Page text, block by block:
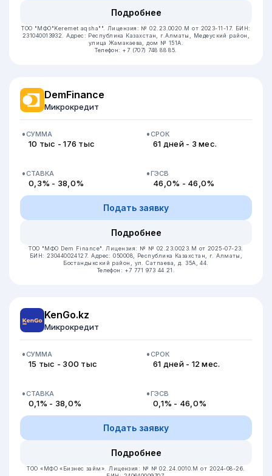
Подробнее
ТОО "МФО"Keremet aqsha"". Лицензия: № 02.23.0020.М от 2023-11-17. БИН:
231040013932.Адрес: Республика Казахстан, г.Алматы, Медеуский район,
улица Жамакаева, дом № 151А.
Телефон: +7 (707) 748 88 85.
DemFinance
Микрокредит
СУММА
10 тыс - 176 тыс
СРОК
61 дней - 3 мес.
СТАВКА
0,3% - 38,0%
ГЭСВ
46,0% - 46,0%
Подать заявку
Подробнее
ТОО "МФО Dem Finance". Лицензия: № № 02.23.0023.М от 2025-07-23.
БИН: 230440024127.Адрес: 050008, Республика Казахстан, г. Алматы,
Бостандыкский район, ул. Сатпаева, д. 35А, 44.
Телефон: +7 771 973 44 21.
KenGo.kz
Микрокредит
СУММА
15 тыс - 300 тыс
СРОК
61 дней - 12 мес.
СТАВКА
0,1% - 38,0%
ГЭСВ
0,1% - 46,0%
Подать заявку
Подробнее
ТОО «МФО «Бизнес займ». Лицензия: № № 02.24.0010.М от 2024-08-26.